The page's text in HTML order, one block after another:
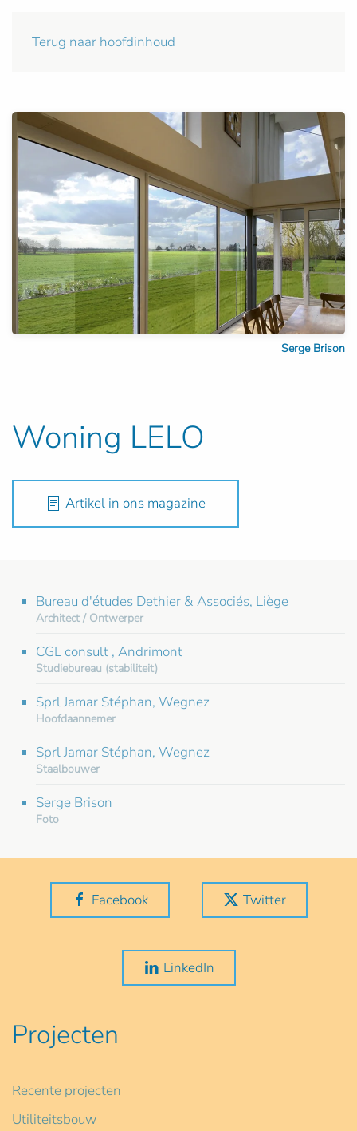
Terug naar hoofdinhoud
Serge Brison
Woning LELO
Artikel in ons magazine
Bureau d'études Dethier & Associés, Liège
Architect / Ontwerper
CGL consult , Andrimont
Studiebureau (stabiliteit)
Sprl Jamar Stéphan, Wegnez
Hoofdaannemer
Sprl Jamar Stéphan, Wegnez
Staalbouwer
Serge Brison
Foto
Facebook Twitter
LinkedIn
Projecten
Recente projecten
Utiliteitsbouw